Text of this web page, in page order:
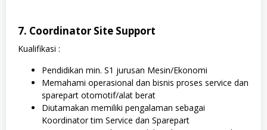
7. Coordinator Site Support
Kualifikasi :
Pendidikan min. S1 jurusan Mesin/Ekonomi
Memahami operasional dan bisnis proses service dan
sparepart otomotif/alat berat
Diutamakan memiliki pengalaman sebagai
Koordinator tim Service dan Sparepart